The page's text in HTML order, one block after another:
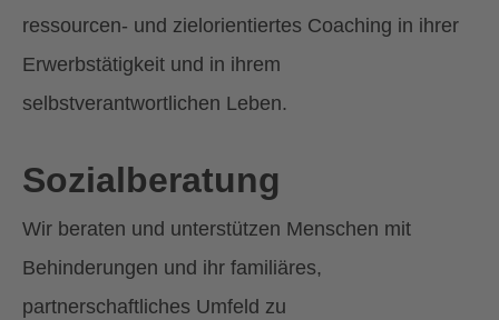
ressourcen- und zielorientiertes Coaching in ihrer
Erwerbstätigkeit und in ihrem
selbstverantwortlichen Leben.
Sozialberatung
Wir beraten und unterstützen Menschen mit
Behinderungen und ihr familiäres,
partnerschaftliches Umfeld zu